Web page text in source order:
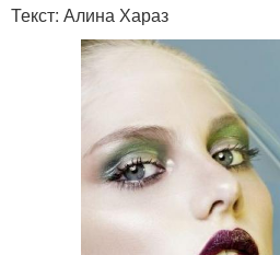
Текст: Алина Хараз